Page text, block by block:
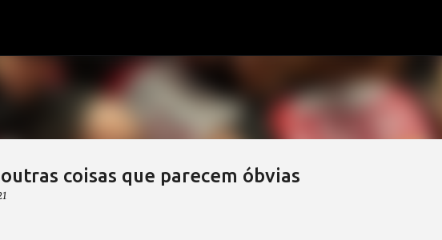
coisas que parecem óbvias